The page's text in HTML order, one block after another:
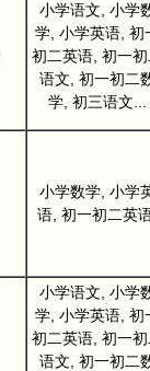
小学语文, 小学
学, 小学英语, 初
初二英语, 初一
语文, 初一初二
学, 初三语文...
小学数学, 小学
语, 初一初二英
小学语文, 小学
学, 小学英语, 初
初二英语, 初一
语文, 初一初二